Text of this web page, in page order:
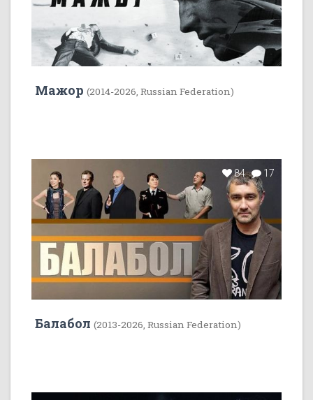
Мажор (2014-2026, Russian Federation)
84 17
Балабол (2013-2026, Russian Federation)